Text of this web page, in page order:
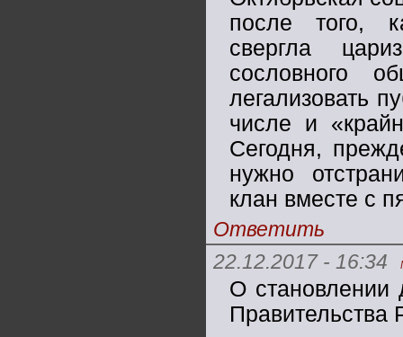
после того,
свергла
сословного
легализовать
числе и
Сегодня,
нужно
клан вместе с
Ответить
22.12.2017 - 16:34
О становлении
Правительства